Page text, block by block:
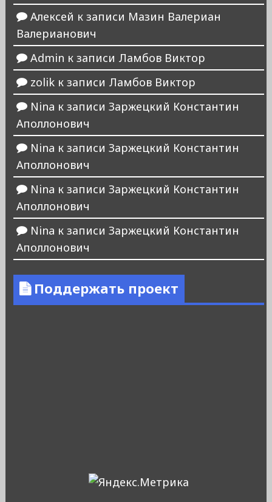
Алексей к записи Мазин Валериан
Валерианович
Admin к записи Ламбов Виктор
zolikк записи Ламбов Виктор
Nina к записи Заржецкий Константин
Аполлонович
Nina к записи Заржецкий Константин
Аполлонович
Nina к записи Заржецкий Константин
Аполлонович
Nina к записи Заржецкий Константин
Аполлонович
Поддержать проект